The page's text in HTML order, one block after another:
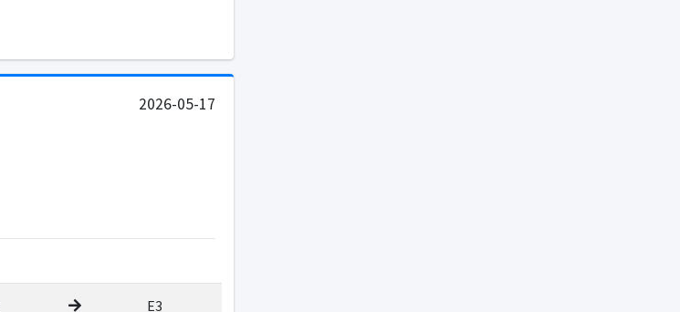
2026-05-17
E3